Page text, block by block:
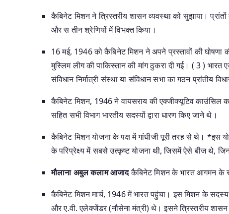
कैबिनेट मिशन ने त्रिस्तरीय शासन व्यवस्था को सुझाया।
और स तीन श्रेणियों में विभक्त किया।
16 मई, 1946 को कैबिनेट मिशन ने अपने प्रस्तावों की
मुस्लिम लीग की पाकिस्तान की मांग ठुकरा दी गई। ( 3 ) भारत
संविधान निर्मात्री संस्था या संविधान सभा का गठन प्रांतीय
कैबिनेट मिशन, 1946 ने वायसराय की एक्जीक्यूटिव काउंसिल
सहित सभी विभाग भारतीय सदस्यों द्वारा धारण किए जाने थे।
कैबिनेट मिशन योजना के पक्ष में गांधीजी पूरी तरह से थे। *इस
के परिप्रेक्ष्य में सबसे उत्कृष्ट योजना थी, जिसमें ऐसे बीज थे,
मौलाना अबुल कलाम आजादकैबिनेट मिशन के भारत आगमन के
कैबिनेट मिशन मार्च, 1946 में भारत पहुंचा। इस मिशन के
और ए.वी. एलेक्जेंडर (नौसेना मंत्री) थे। इसने त्रिस्तरीय